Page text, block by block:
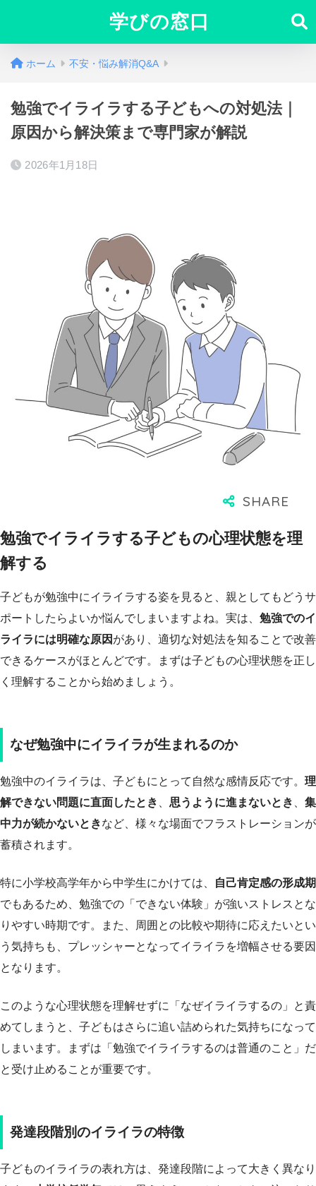
学びの窓口
ホーム 不安・悩み解消Q&A
勉強でイライラする子どもへの対処法｜
原因から解決策まで専門家が解説
2026年1月18日
勉強でイライラする子どもの心理状態を理
解する
子どもが勉強中にイライラする姿を見ると、親としてもどうサ
ポートしたらよいか悩んでしまいますよね。実は、 勉強でのイ
ライラには明確な原因 があり、適切な対処法を知ることで改善
できるケースがほとんどです。まずは子どもの心理状態を正し
く理解することから始めましょう。
なぜ勉強中にイライラが生まれるのか
勉強中のイライラは、子どもにとって自然な感情反応です。 理
解できない問題に直面したとき
思うように進まないとき
集
中力が続かないときなど、様々な場面でフラストレーションが
蓄積されます。
特に小学校高学年から中学生にかけては、
自己肯定感の形成期
でもあるため、勉強での「できない体験」が強いストレスとな
りやすい時期です。また、周囲との比較や期待に応えたいとい
う気持ちも、プレッシャーとなってイライラを増幅させる要因
となります。
このような心理状態を理解せずに「なぜイライラするの」と責
めてしまうと、子どもはさらに追い詰められた気持ちになって
しまいます。まずは「勉強でイライラするのは普通のこと」だ
と受け止めることが重要です。
発達段階別のイライラの特徴
子どものイライラの表れ方は、発達段階によって大きく異なり